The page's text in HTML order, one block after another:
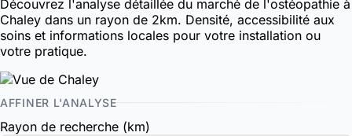
Découvrez l'analyse détaillée du marché de l'ostéopathie à
Chaley dans un rayon de 2km. Densité, accessibilité aux
soins et informations locales pour votre installation ou
votre pratique.
AFFINER L'ANALYSE
Rayon de recherche (km)